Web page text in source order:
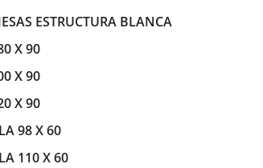
ESTRUCTURA BLANCA
X 90
X 90
X 90
98 X 60
110 X 60